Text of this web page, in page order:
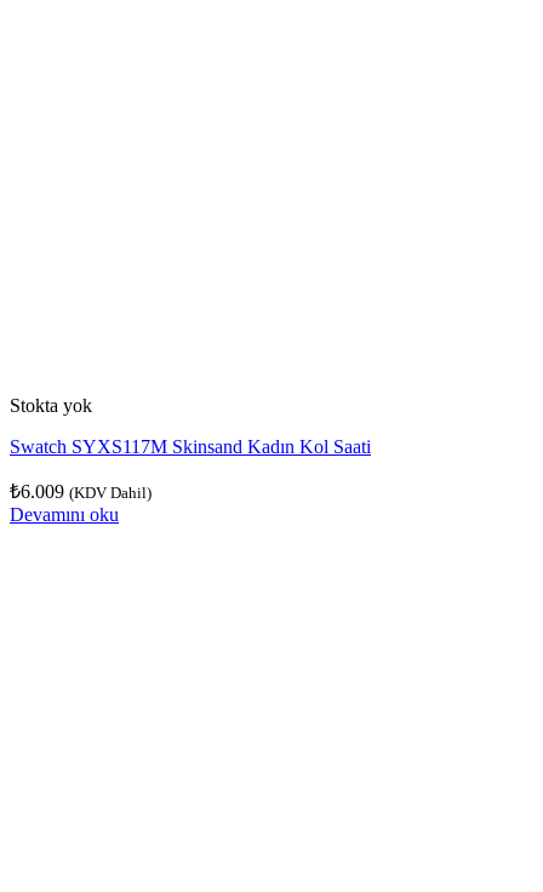
Stokta yok
Swatch SYXS117M Skinsand Kadın Kol Saati
₺6.009 (KDV Dahil)
Devamını oku